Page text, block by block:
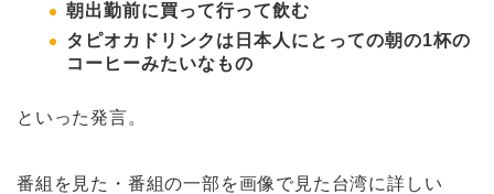
朝出勤前に買って行って飲む
タピオカドリンクは日本人にとっての朝の1杯の
コーヒーみたいなもの
といった発言。
番組を見た・番組の一部を画像で見た台湾に詳しい